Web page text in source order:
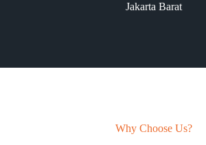
Jakarta Barat
Why Choose Us?